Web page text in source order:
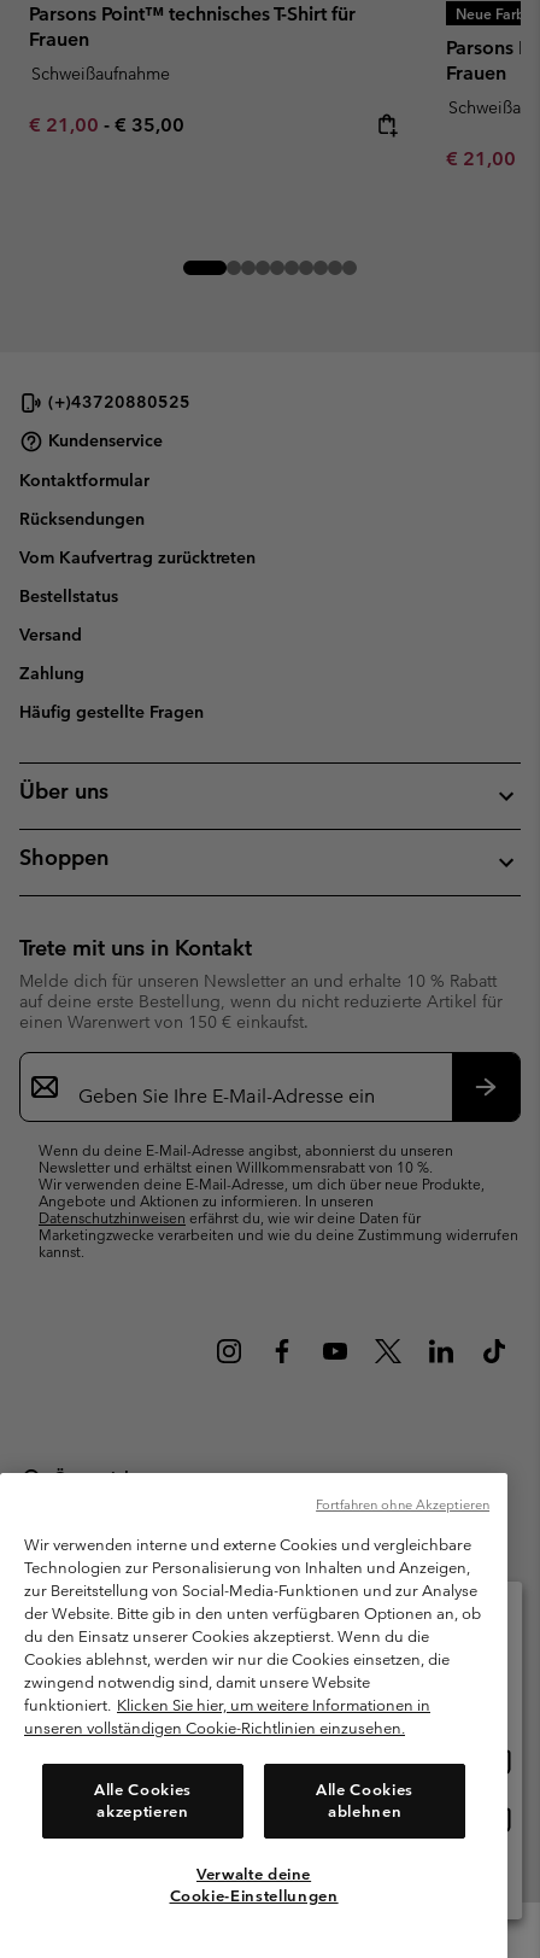
Parsons Point™ technisches T-Shirt für
Frauen
Schweißaufnahme
Minimum sale price:
€ 21,00 - Maximum price:
€ 35,00
Neue
Parsons
Frauen
Minimum
€ 21,00
(+)43720880525
Kundenservice
Kontaktformular
Rücksendungen
Vom Kaufvertrag zurücktreten
Bestellstatus
Versand
Zahlung
Häufig gestellte Fragen
Über uns
Shoppen
Trete mit uns in Kontakt
Melde dich für unseren Newsletter an und erhalte 10 % Rabatt
auf deine erste Bestellung, wenn du nicht reduzierte Artikel für
einen Warenwert von 150 € einkaufst.
Newsletter-
Anmeldung
Wenn du deine E-Mail-Adresse angibst, abonnierst du unseren
Newsletter und erhältst einen Willkommensrabatt von 10 %.
Wir verwenden deine E-Mail-Adresse, um dich über neue Produkte,
Angebote und Aktionen zu informieren. In unseren
Datenschutzhinweisen erfährst du, wie wir deine Daten für
Marketingzwecke verarbeiten und wie du deine Zustimmung widerrufen
kannst.
Österreich
Columbia Sportswear Austria GmbH. Moosfeldstraße 1, 5101
Bergheim, Salzburg Österreich. Alle Rechte vorbehalten.
Nutzungsbedingungen
Allgemeine Verkaufsbedingungen
Garantie
Datenschutzerklärung
Bestimmungen und Bedingungen des Mitglieder Programms
Nutzungsbedingungen Für Nutzergenerierte Inhalte
Cookies
Kundenservice: Mo- Fr. 9:00 - 13:00 & 14:00- 18:00 Uhr
(+)43720880525
Wir verwenden interne und externe Cookies und vergleichbare
Technologien zur Personalisierung von Inhalten und Anzeigen,
zur Bereitstellung von Social-Media-Funktionen und zur Analyse
der Website. Bitte gib in den unten verfügbaren Optionen an, ob
du den Einsatz unserer Cookies akzeptierst. Wenn du die
Cookies ablehnst, werden wir nur die Cookies einsetzen, die
zwingend notwendig sind, damit unsere Website
funktioniert. Klicken Sie hier, um weitere Informationen in
unseren vollständigen Cookie-Richtlinien einzusehen.
Alle Cookies
akzeptieren
Alle Cookies
ablehnen
Verwalte deine
Cookie-Einstellungen
Fortfahren ohne Akzeptieren
Bitte wählen Sie Ihr Lieferland und Ihre Sprache
Online-Einkauf verfügbar
Österreich
Alle Länder Anzeigen